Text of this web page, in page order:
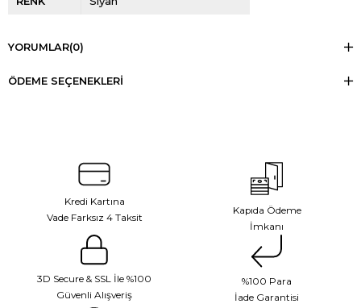
YORUMLAR(0)
ÖDEME SEÇENEKLERI
Kredi Kartına
Vade Farksız 4 Taksit
Kapıda Ödeme
İmkanı
3D Secure & SSL İle %100
Güvenli Alışveriş
%100 Para
İade Garantisi